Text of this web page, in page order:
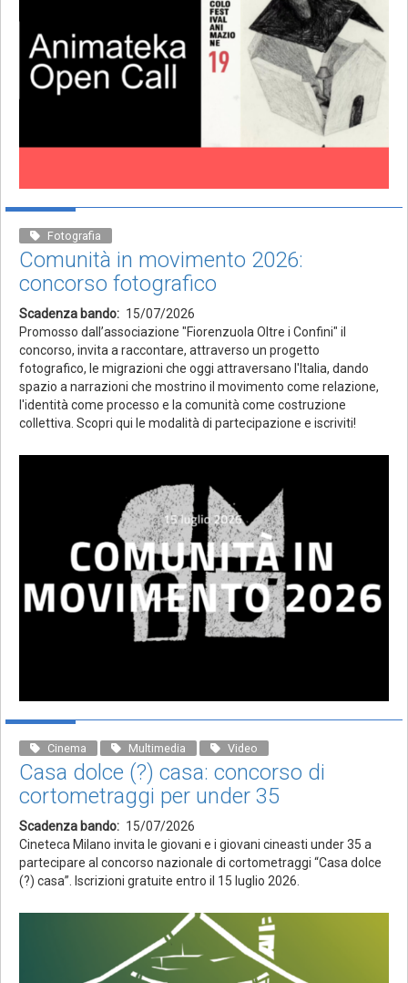
Fotografia
Comunità in movimento 2026:
concorso fotografico
Scadenza bando
15/07/2026
Promosso dall’associazione "Fiorenzuola Oltre i Confini" il
concorso, invita a raccontare, attraverso un progetto
fotografico, le migrazioni che oggi attraversano l'Italia, dando
spazio a narrazioni che mostrino il movimento come relazione,
l'identità come processo e la comunità come costruzione
collettiva. Scopri qui le modalità di partecipazione e iscriviti!
Cinema Multimedia Video
Casa dolce (?) casa: concorso di
cortometraggi per under 35
Scadenza bando
15/07/2026
Cineteca Milano invita le giovani e i giovani cineasti under 35 a
partecipare al concorso nazionale di cortometraggi “Casa dolce
(?) casa”. Iscrizioni gratuite entro il 15 luglio 2026.